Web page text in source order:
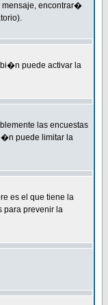
mensaje, encontrar�
puede activar la
las encuestas
puede limitar la
es el que tiene la
para prevenir la